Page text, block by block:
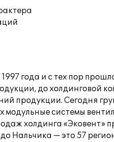
года и с тех пор
до холдинговой
продукции. Сегодня
системы
холдинга «Эковент»
— это 57